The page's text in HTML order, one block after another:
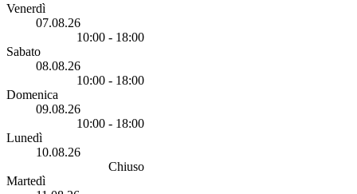
Venerdì
07.08.26
10:00 - 18:00
Sabato
08.08.26
10:00 - 18:00
Domenica
09.08.26
10:00 - 18:00
Lunedì
10.08.26
Chiuso
Martedì